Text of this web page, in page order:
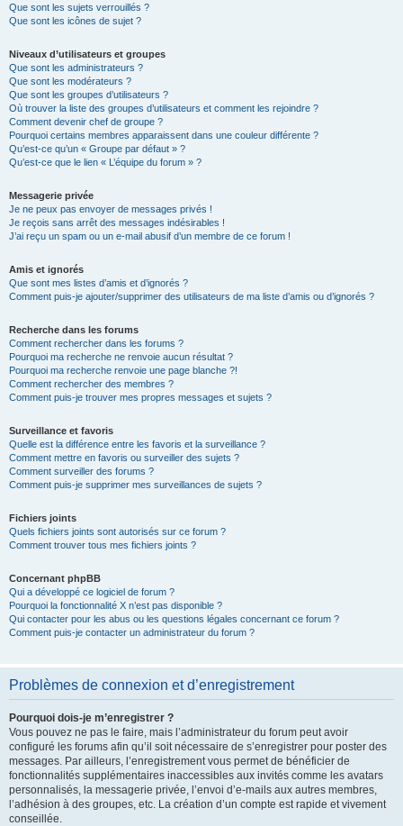
Que sont les sujets verrouillés ?
Que sont les icônes de sujet ?
Niveaux d’utilisateurs et groupes
Que sont les administrateurs ?
Que sont les modérateurs ?
Que sont les groupes d’utilisateurs ?
Où trouver la liste des groupes d’utilisateurs et comment les rejoindre ?
Comment devenir chef de groupe ?
Pourquoi certains membres apparaissent dans une couleur différente ?
Qu’est-ce qu’un « Groupe par défaut » ?
Qu’est-ce que le lien « L’équipe du forum » ?
Messagerie privée
Je ne peux pas envoyer de messages privés !
Je reçois sans arrêt des messages indésirables !
J’ai reçu un spam ou un e-mail abusif d’un membre de ce forum !
Amis et ignorés
Que sont mes listes d’amis et d’ignorés ?
Comment puis-je ajouter/supprimer des utilisateurs de ma liste d’amis ou d’ignorés ?
Recherche dans les forums
Comment rechercher dans les forums ?
Pourquoi ma recherche ne renvoie aucun résultat ?
Pourquoi ma recherche renvoie une page blanche ?!
Comment rechercher des membres ?
Comment puis-je trouver mes propres messages et sujets ?
Surveillance et favoris
Quelle est la différence entre les favoris et la surveillance ?
Comment mettre en favoris ou surveiller des sujets ?
Comment surveiller des forums ?
Comment puis-je supprimer mes surveillances de sujets ?
Fichiers joints
Quels fichiers joints sont autorisés sur ce forum ?
Comment trouver tous mes fichiers joints ?
Concernant phpBB
Qui a développé ce logiciel de forum ?
Pourquoi la fonctionnalité X n’est pas disponible ?
Qui contacter pour les abus ou les questions légales concernant ce forum ?
Comment puis-je contacter un administrateur du forum ?
Problèmes de connexion et d’enregistrement
Pourquoi dois-je m’enregistrer ?
Vous pouvez ne pas le faire, mais l’administrateur du forum peut avoir
configuré les forums afin qu’il soit nécessaire de s’enregistrer pour poster des
messages. Par ailleurs, l’enregistrement vous permet de bénéficier de
fonctionnalités supplémentaires inaccessibles aux invités comme les avatars
personnalisés, la messagerie privée, l’envoi d’e-mails aux autres membres,
l’adhésion à des groupes, etc. La création d’un compte est rapide et vivement
conseillée.